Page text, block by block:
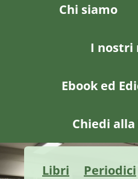
Chi siamo
I nostri
Ebook ed
Chiedi
Libri Periodici